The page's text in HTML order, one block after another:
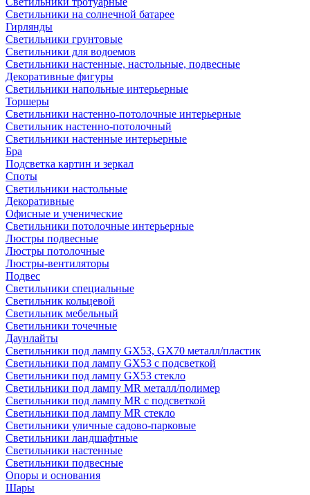
Светильники на солнечной батарее
Гирлянды
Светильники грунтовые
Светильники для водоемов
Светильники настенные, настольные, подвесные
Декоративные фигуры
Светильники напольные интерьерные
Торшеры
Светильники настенно-потолочные интерьерные
Светильник настенно-потолочный
Светильники настенные интерьерные
Бра
Подсветка картин и зеркал
Споты
Светильники настольные
Декоративные
Офисные и ученические
Светильники потолочные интерьерные
Люстры подвесные
Люстры потолочные
Люстры-вентиляторы
Подвес
Светильники специальные
Светильник кольцевой
Светильник мебельный
Светильники точечные
Даунлайты
Светильники под лампу GX53, GX70 металл/пластик
Светильники под лампу GX53 с подсветкой
Светильники под лампу GX53 стекло
Светильники под лампу MR металл/полимер
Светильники под лампу MR с подсветкой
Светильники под лампу MR стекло
Светильники уличные садово-парковые
Светильники ландшафтные
Светильники настенные
Светильники подвесные
Опоры и основания
Шары